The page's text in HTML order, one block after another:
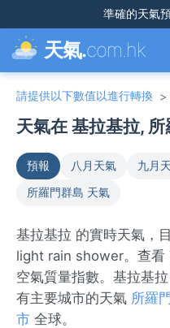
準確的天氣
天氣.com.hk
請提供以下數值以進行轉換 >
天氣在 基拉基拉,
預報 八月天氣 九月
所羅門群島 天氣
基拉基拉 的實時天氣，
light rain shower。查看
空氣質量指數。基拉基
有主要城市的天氣 所羅
市 全球。